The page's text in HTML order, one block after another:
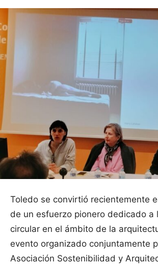
Toledo se convirtió recientemente
de un esfuerzo pionero dedicado a
circular en el ámbito de la
evento organizado conjuntamente
Asociación Sostenibilidad y